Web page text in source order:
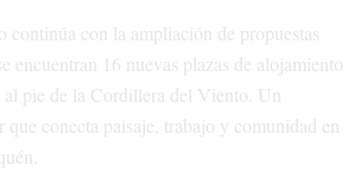
continúa con la ampliación de propuestas
encuentran 16 nuevas plazas de alojamiento
pie de la Cordillera del Viento. Un
conecta paisaje, trabajo y comunidad en